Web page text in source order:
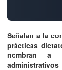
Señalan a la
prácticas
nombran a
administrativos